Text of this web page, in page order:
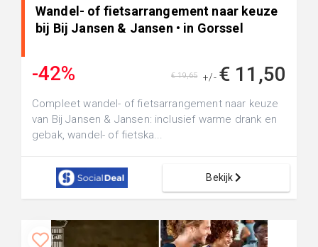
Wandel- of fietsarrangement naar keuze
bij Bij Jansen & Jansen • in Gorssel
-42% +/- € 11,50
€ 19,65
Compleet wandel- of fietsarrangement naar keuze
van Bij Jansen & Jansen: inclusief warme drank en
gebak, wandel- of fietska...
Bekijk